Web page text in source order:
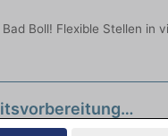
Boll! Flexible Stellen in